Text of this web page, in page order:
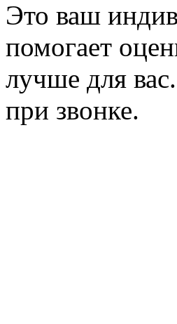
Это ваш
помогает
лучше для
при звонке.